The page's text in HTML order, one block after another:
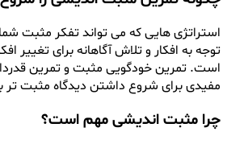
استراتژی هایی که می تواند تفکر مثبت
توجه به افکار و تلاش آگاهانه برای تغییر
است. تمرین خودگویی مثبت و تمرین
مفیدی برای شروع داشتن دیدگاه مثبت تر
چرا مثبت اندیشی مهم است؟